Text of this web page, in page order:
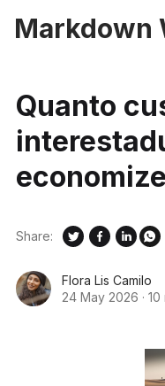
Markdown
Quanto
Flora Lis Camilo
24 May 2026 · 10
Share: